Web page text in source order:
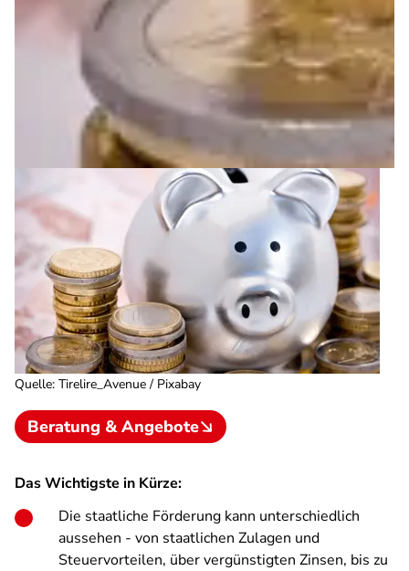
Quelle: Tirelire_Avenue / Pixabay
Beratung & Angebote
Das Wichtigste in Kürze:
Die staatliche Förderung kann unterschiedlich
aussehen - von staatlichen Zulagen und
Steuervorteilen, über vergünstigten Zinsen, bis zu